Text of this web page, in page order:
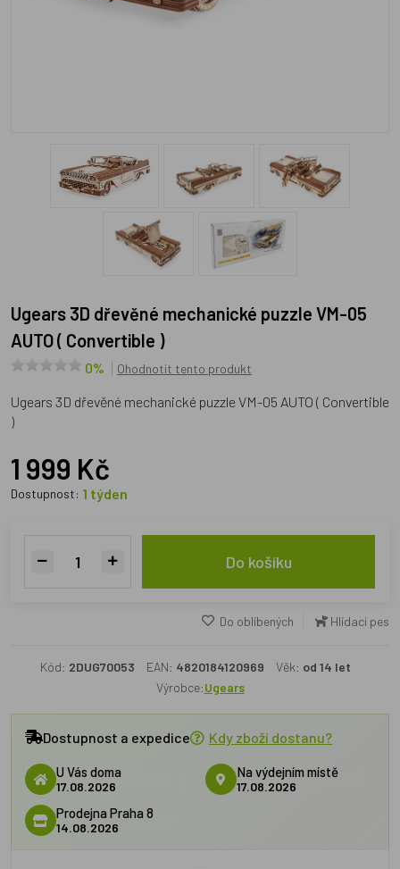
Ugears 3D dřevěné mechanické puzzle VM-05
AUTO ( Convertible )
0% Ohodnotit tento produkt
Ugears 3D dřevěné mechanické puzzle VM-05 AUTO ( Convertible
)
1 999 Kč
Dostupnost: 1 týden
Do košíku
Do oblíbených Hlídací pes
Kód: 2DUG70053 EAN: 4820184120969 Věk: od 14 let
Výrobce:Ugears
Dostupnost a expedice Kdy zboží dostanu?
U Vás doma
17.08.2026
Na výdejním místě
17.08.2026
Prodejna Praha 8
14.08.2026